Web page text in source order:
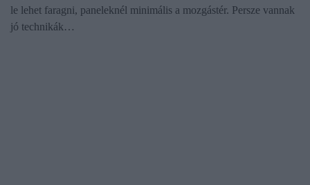
le lehet faragni, paneleknél minimális a mozgástér. Persze vannak
jó technikák…